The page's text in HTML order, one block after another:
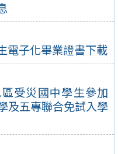
電子化畢業證書下載
受災國中學生參加
及五專聯合免試入學